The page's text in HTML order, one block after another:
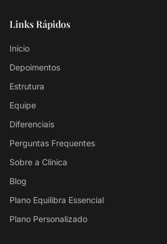
Links Rápidos
Início
Depoimentos
Estrutura
Equipe
Diferenciais
Perguntas Frequentes
Sobre a Clínica
Blog
Plano Equilibra Essencial
Plano Personalizado